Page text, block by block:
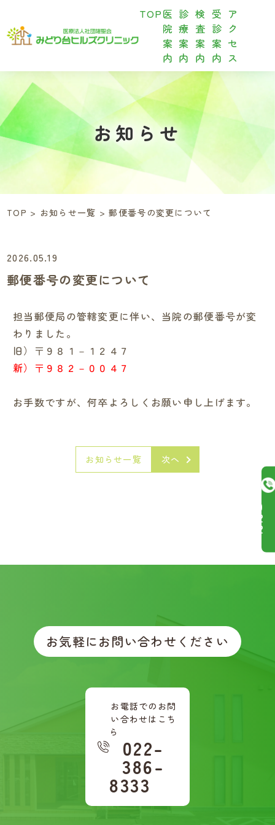
TOP医
院
案
内
診
療
案
内
検
査
案
内
受
診
案
内
ア
ク
セ
ス
お知らせ
TOP > お知らせ一覧 >郵便番号の変更について
2026.05.19
郵便番号の変更について
担当郵便局の管轄変更に伴い、当院の郵便番号が変
わりました。
旧）〒９８１－１２４７
新）〒９８２－００４７
お手数ですが、何卒よろしくお願い申し上げます。
お知らせ一覧 次へ
お気軽にお問い合わせください
お電話でのお問
い合わせはこち
ら
022-
386-
8333
023633